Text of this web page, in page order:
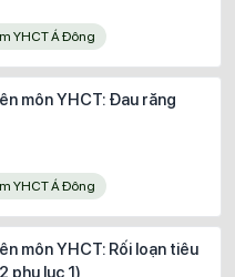
YHCT Á Đông
môn YHCT: Đau răng
YHCT Á Đông
môn YHCT: Rối loạn tiêu
phụ lục 1)